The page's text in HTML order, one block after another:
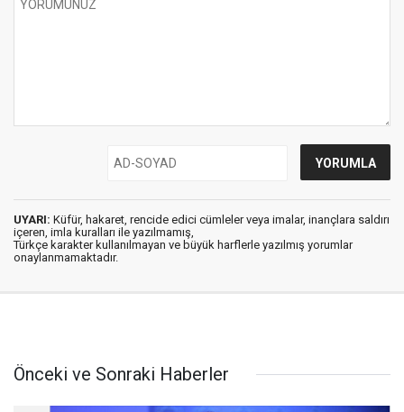
UYARI: Küfür, hakaret, rencide edici cümleler veya imalar, inançlara saldırı
içeren, imla kuralları ile yazılmamış,
Türkçe karakter kullanılmayan ve büyük harflerle yazılmış yorumlar
onaylanmamaktadır.
Önceki ve Sonraki Haberler